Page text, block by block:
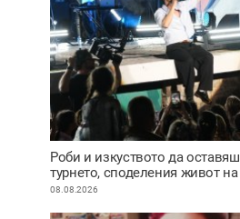
Роби и изкуството да
турнето, споделения живот
искуствения интелект
08.08.2026